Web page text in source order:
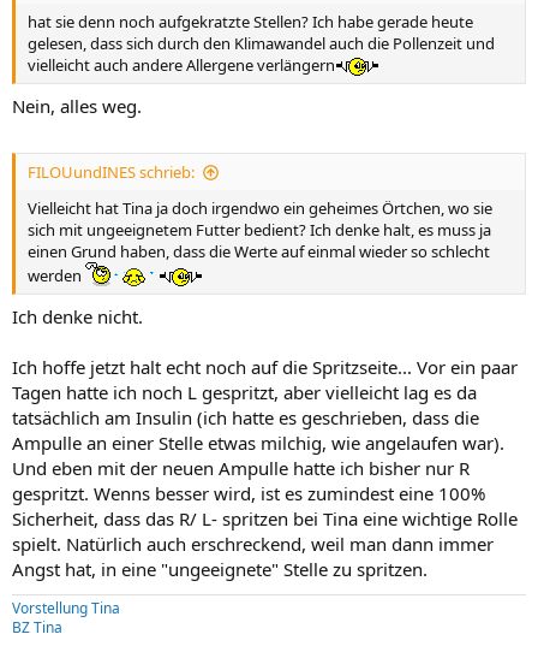
hat sie denn noch aufgekratzte Stellen? Ich habe gerade heute
gelesen, dass sich durch den Klimawandel auch die Pollenzeit und
vielleicht auch andere Allergene verlängern
Nein, alles weg.
FILOUundINES schrieb:
Vielleicht hat Tina ja doch irgendwo ein geheimes Örtchen, wo sie
sich mit ungeeignetem Futter bedient? Ich denke halt, es muss ja
einen Grund haben, dass die Werte auf einmal wieder so schlecht
werden
Ich denke nicht.
Ich hoffe jetzt halt echt noch auf die Spritzseite... Vor ein paar
Tagen hatte ich noch L gespritzt, aber vielleicht lag es da
tatsächlich am Insulin (ich hatte es geschrieben, dass die
Ampulle an einer Stelle etwas milchig, wie angelaufen war).
Und eben mit der neuen Ampulle hatte ich bisher nur R
gespritzt. Wenns besser wird, ist es zumindest eine 100%
Sicherheit, dass das R/ L- spritzen bei Tina eine wichtige Rolle
spielt. Natürlich auch erschreckend, weil man dann immer
Angst hat, in eine "ungeeignete" Stelle zu spritzen.
Vorstellung Tina
BZ Tina